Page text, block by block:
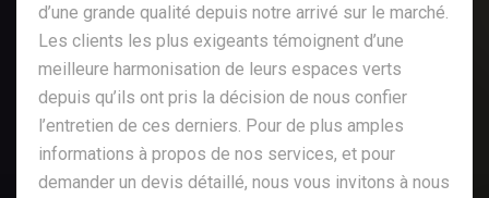
d’une grande qualité depuis notre arrivé sur le marché.
Les clients les plus exigeants témoignent d’une
meilleure harmonisation de leurs espaces verts
depuis qu’ils ont pris la décision de nous confier
l’entretien de ces derniers. Pour de plus amples
informations à propos de nos services, et pour
demander un devis détaillé, nous vous invitons à nous